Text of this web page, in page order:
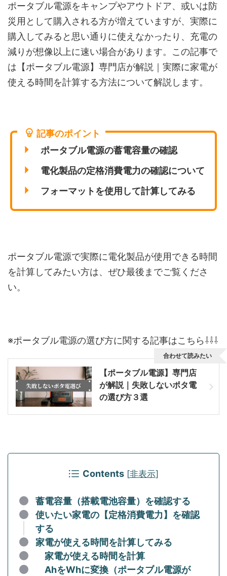
ポータブル電源をキャンプやアウトドア、或いは防
災用として購入される方が増えていますが、実際に
購入してみると思い通りに使えなかったり、充電の
減りが想像以上に速い場合があります。この記事で
は【ポータブル電源】専門店が解説｜実際に家電が
使える時間を計算する方法について解説します。
記事のポイント
ポータブル電源の蓄電容量の確認
電化製品の定格消費電力の確認について
フォーマットを使用して計算してみる
ポータブル電源で実際に電化製品が使用できる時間
を計算してみたい方は、ぜひ最後までご覧くださ
い。
※ポータブル電源の選び方に関する記事はこちら⇩⇩⇩
【ポータブル電源】専門店
が解説｜失敗しないポタ電
の選び方３選
合わせて読みたい
Contents [非表示]
蓄電容量（搭載電池容量）を確認する
使いたい家電の【定格消費電力】を確認
する
家電が使える時間を計算してみる
家電が使える時間を計算
AhをWhに変換（ポータブル電源が